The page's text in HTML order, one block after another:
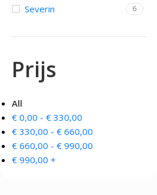
Citruspersen - Juicers
Koude Drankdispensers
Milkshakers
Slush Machines
Severin 6
Prijs
All
€ 0,00 - € 330,00
€ 330,00 - € 660,00
€ 660,00 - € 990,00
€ 990,00 +